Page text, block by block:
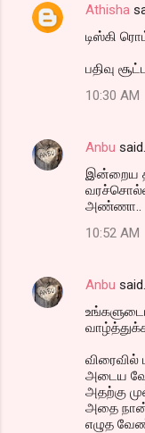
Athisha
டிஸ்கி
பதிவு
10:30 AM
Anbu said…
இன்றைய
அண்ணா..
10:52 AM
Anbu said…
அடைய
அதற்கு
அதை நான்
எழுத